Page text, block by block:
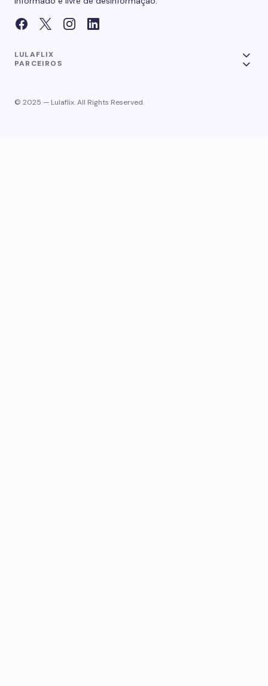
LULAFLIX
PARCEIROS
© 2025 — Lulaflix. All Rights Reserved.